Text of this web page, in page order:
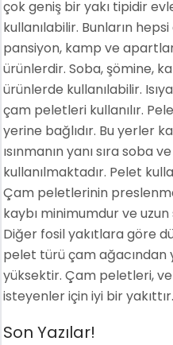
çok geniş bir yakı tipidir
kullanılabilir. Bunların
pansiyon, kamp ve
ürünlerdir. Soba, şömine,
ürünlerde kullanılabilir.
çam peletleri kullanılır.
yerine bağlıdır. Bu yerler
ısınmanın yanı sıra soba
kullanılmaktadır. Pelet
Çam peletlerinin
kaybı minimumdur ve
Diğer fosil yakıtlara göre
pelet türü çam ağacından
yüksektir. Çam peletleri,
isteyenler için iyi bir yakıttır.
Son Yazılar!